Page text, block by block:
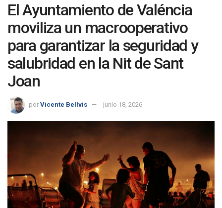
El Ayuntamiento de Valéncia
moviliza un macrooperativo
para garantizar la seguridad y
salubridad en la Nit de Sant
Joan
por Vicente Bellvis junio 18, 2026